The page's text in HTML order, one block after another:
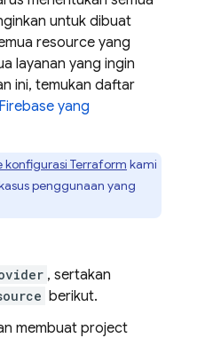
untuk dibuat
resource yang
layanan yang ingin
ini, temukan daftar
yang
konfigurasi Terraform kami
penggunaan yang
, sertakan
berikut.
membuat project